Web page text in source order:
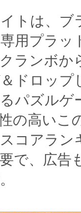
トは、ブ
用プラッ
ランボか
ドロップ
パズルゲ
の高いこ
コアラ
で、広告